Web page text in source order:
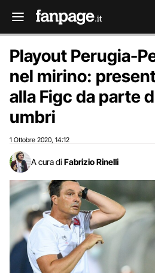
Playout Perugia-
nel mirino:
alla Figc da parte
umbri
1 Ottobre 2020 14:12
A cura di Fabrizio Rinelli